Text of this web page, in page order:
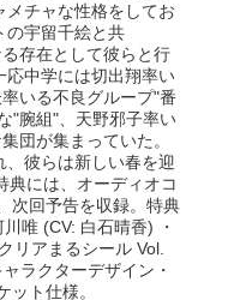
メチャな性格をしてお
の宇留千絵と共
存在として彼らと行
応中学には切出翔率い
いる不良グループ"番
"腕組"、天野邪子率い
団が集まっていた。
、彼らは新しい春を迎
には、オーディオコ
次回予告を収録。特典
唯 (CV: 白石晴香) ・
リアまるシール Vol.
ラクターデザイン・
ット仕様。